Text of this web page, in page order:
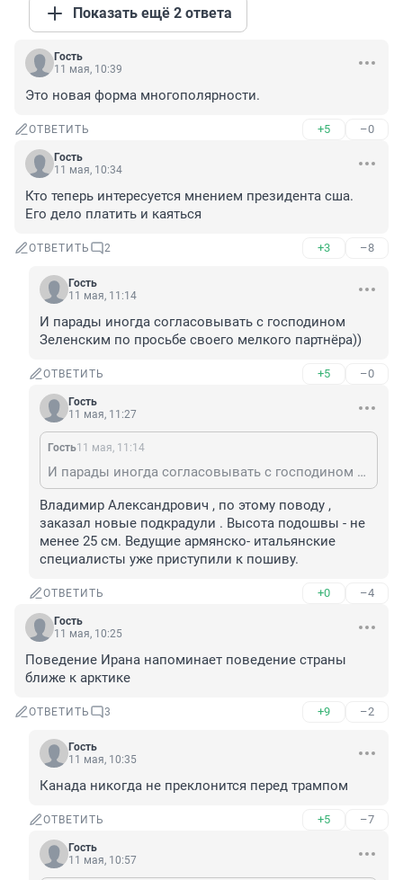
Показать ещё 2 ответа
Гость
11 мая, 10:39
Это новая форма многополярности.
ОТВЕТИТЬ +5 –0
Гость
11 мая, 10:34
Кто теперь интересуется мнением президента сша.
Его дело платить и каяться
ОТВЕТИТЬ 2 +3 –8
Гость
11 мая, 11:14
И парады иногда согласовывать с господином
Зеленским по просьбе своего мелкого партнёра))
ОТВЕТИТЬ +5 –0
Гость
11 мая, 11:27
Гость11 мая, 11:14
И парады иногда согласовывать с господином Зеленским по просьбе своего мелкого партнёра))
Владимир Александрович , по этому поводу ,
заказал новые подкрадули . Высота подошвы - не
менее 25 см. Ведущие армянско- итальянские
специалисты уже приступили к пошиву.
ОТВЕТИТЬ +0 –4
Гость
11 мая, 10:25
Поведение Ирана напоминает поведение страны
ближе к арктике
ОТВЕТИТЬ 3 +9 –2
Гость
11 мая, 10:35
Канада никогда не преклонится перед трампом
ОТВЕТИТЬ +5 –7
Гость
11 мая, 10:57